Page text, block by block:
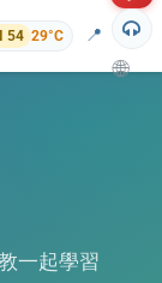
54 29°C 📍
🌐
一起學習